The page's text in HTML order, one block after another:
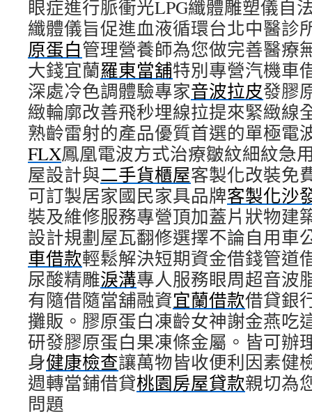
眼症進行脈衝光LPG纖體雕塑儀自
纖體儀旨促進血液循環台北中醫診
原蛋白管理營養師為您做完善醫療
大錢宜蘭羅東當舖特別專營汽機車
深處冷色調體驗專家音波拉皮發膠
緻輪廓改善飛秒埋線拉提來緊緻線
熟齡雷射的產品優質首選的單極電
FLX鳳凰電波方式治療皺紋細紋急
屋設計與二手貨櫃屋客製化改裝免
可訂製居家國民家具品牌客製化沙
裝及維修服務專營頂加蓋片狀物建
設計規劃屋瓦翻修選擇不論自用車
車借款輕鬆解決短期資金借錢管道
尿酸‬精雕淚溝專人服務眼周超音波
有隨借隨當舖融資宜蘭借款借貸銀
攤販。膠原蛋白凍齡女神謝金燕吃
研發膠原蛋白果凍條金屬。皆可辦
身健康檢查讓萬物皆收便利因素健
週轉當鋪借貸桃園房屋貸款親切為
問題